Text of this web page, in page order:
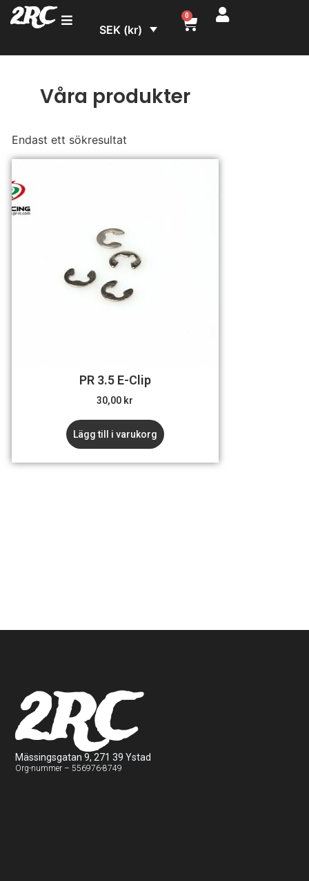
2RC SEK (kr)
0
Våra produkter
Endast ett sökresultat
PR 3.5 E-Clip
30,00 kr
Lägg till i varukorg
2RC
Mässingsgatan 9, 271 39 Ystad
Org-nummer – 556976-8749